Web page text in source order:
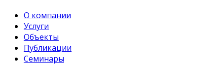
О компании
Услуги
Объекты
Публикации
Семинары